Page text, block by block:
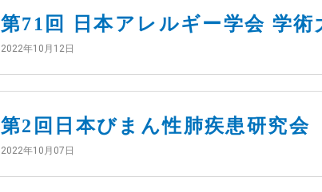
第71回 日本アレルギー学会 学術
2022年10月12日
第2回日本びまん性肺疾患研究会
2022年10月07日